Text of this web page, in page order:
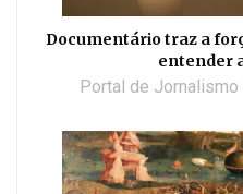
Documentário traz a
entender
Portal de Jornalismo